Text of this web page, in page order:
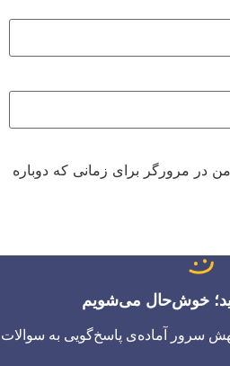
در مرورگر برای زمانی که دوباره
خوش‌حال می‌شویم
سرور آماده‌ی پاسخ‌گویی به سوالات